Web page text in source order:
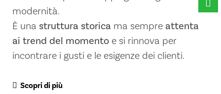
modernità.
È una struttura storica ma sempre attenta
ai trend del momento e si rinnova per
incontrare i gusti e le esigenze dei clienti.
Scopri di più